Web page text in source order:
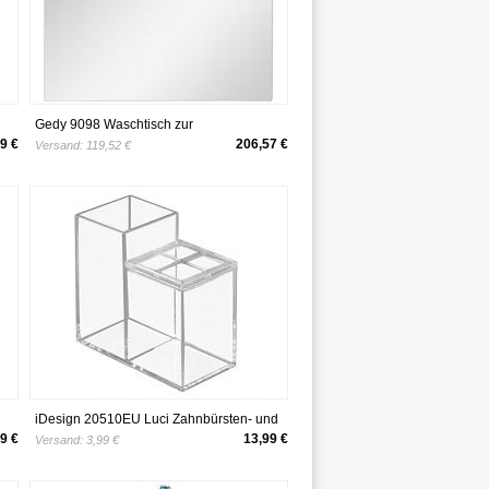
€
Gedy 9098 Waschtisch zur
Wandmontage, 81 x 71 cm, poliert
Versand: 119,52 € 206,57 €
€
iDesign 20510EU Luci Zahnbürsten- und
Zahnpastahalter fürs Badezimmer
Versand: 3,99 € 13,99 €